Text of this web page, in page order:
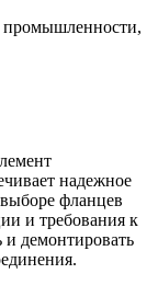
промышленности,
надежное
фланцев
и требования к
и демонтировать